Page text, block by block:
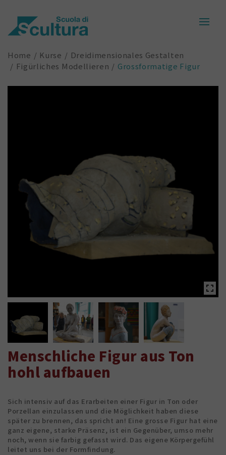
Home Kurse
Dreidimensionales Gestalten
Figürliches Modellieren
Grossformatige Figur
Menschliche Figur aus Ton
hohl aufbauen
Sich intensiv auf das Erarbeiten einer Figur in Ton oder
Porzellan einzulassen und die Möglichkeit haben diese
später zu brennen, das spricht an! Eine grosse Figur hat eine
ganz eigene, starke Präsenz, ist ein Gegenüber, umso mehr
noch, wenn sie farbig gefasst wird. Das eigene Körpergefühl
leitet uns bei der Formfindung.